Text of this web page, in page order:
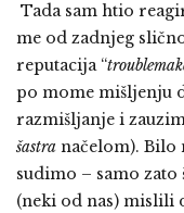
Tada sam htio
me od zadnjeg
reputacija “
po mome mišljenju
razmišljanje i
šastra načelom). Bilo
sudimo – samo
(neki od nas) mislili